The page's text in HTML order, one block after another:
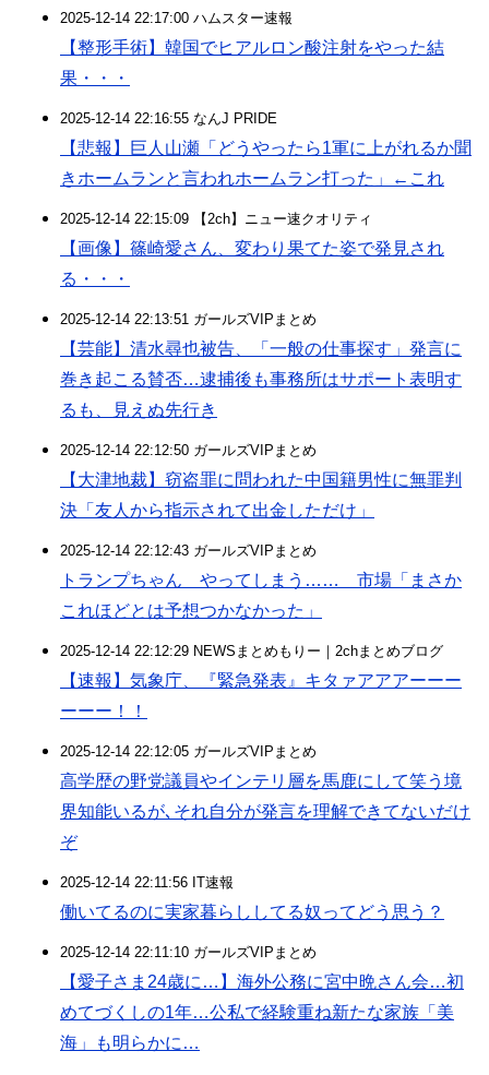
2025-12-14 22:17:00 ハムスター速報
【整形手術】韓国でヒアルロン酸注射をやった結
果・・・
2025-12-14 22:16:55 なんJ PRIDE
【悲報】巨人山瀬「どうやったら1軍に上がれるか聞
きホームランと言われホームラン打った」←これ
2025-12-14 22:15:09 【2ch】ニュー速クオリティ
【画像】篠崎愛さん、変わり果てた姿で発見され
る・・・
2025-12-14 22:13:51 ガールズVIPまとめ
【芸能】清水尋也被告、「一般の仕事探す」発言に
巻き起こる賛否…逮捕後も事務所はサポート表明す
るも、見えぬ先行き
2025-12-14 22:12:50 ガールズVIPまとめ
【大津地裁】窃盗罪に問われた中国籍男性に無罪判
決「友人から指示されて出金しただけ」
2025-12-14 22:12:43 ガールズVIPまとめ
トランプちゃん やってしまう…… 市場「まさか
これほどとは予想つかなかった」
2025-12-14 22:12:29 NEWSまとめもりー｜2chまとめブログ
【速報】気象庁、『緊急発表』キタァアアアーーー
ーーー！！
2025-12-14 22:12:05 ガールズVIPまとめ
高学歴の野党議員やインテリ層を馬鹿にして笑う境
界知能いるが､それ自分が発言を理解できてないだけ
ぞ
2025-12-14 22:11:56 IT速報
働いてるのに実家暮らししてる奴ってどう思う？
2025-12-14 22:11:10 ガールズVIPまとめ
【愛子さま24歳に…】海外公務に宮中晩さん会…初
めてづくしの1年…公私で経験重ね新たな家族「美
海」も明らかに…